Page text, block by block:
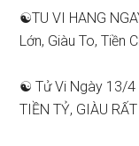
☯TU VI HANG
Lớn, Giàu To, Tiền
☯ Tử Vi Ngày 13/4
TIỀN TỶ, GIÀU